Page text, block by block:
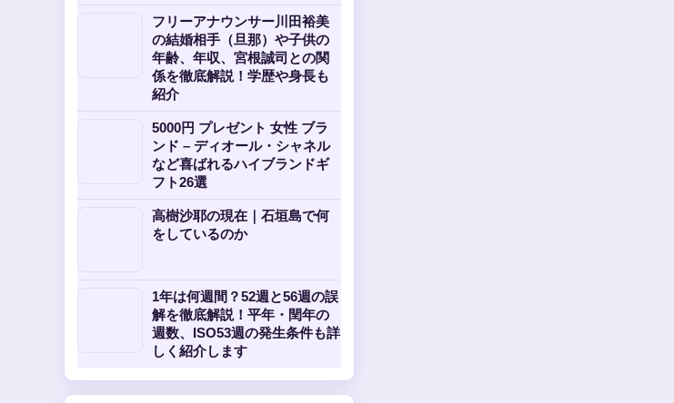
フリーアナウンサー川田裕美
の結婚相手（旦那）や子供の
年齢、年収、宮根誠司との関
係を徹底解説！学歴や身長も
紹介
5000円 プレゼント 女性 ブラ
ンド – ディオール・シャネル
など喜ばれるハイブランドギ
フト26選
高樹沙耶の現在｜石垣島で何
をしているのか
1年は何週間？52週と56週の誤
解を徹底解説！平年・閏年の
週数、ISO53週の発生条件も詳
しく紹介します